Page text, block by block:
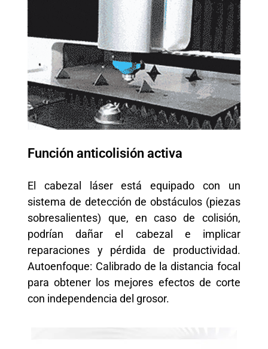
Función anticolisión activa
El cabezal láser está equipado con un
sistema de detección de obstáculos (piezas
sobresalientes) que, en caso de colisión,
podrían dañar el cabezal e implicar
reparaciones y pérdida de productividad.
Autoenfoque: Calibrado de la distancia focal
para obtener los mejores efectos de corte
con independencia del grosor.